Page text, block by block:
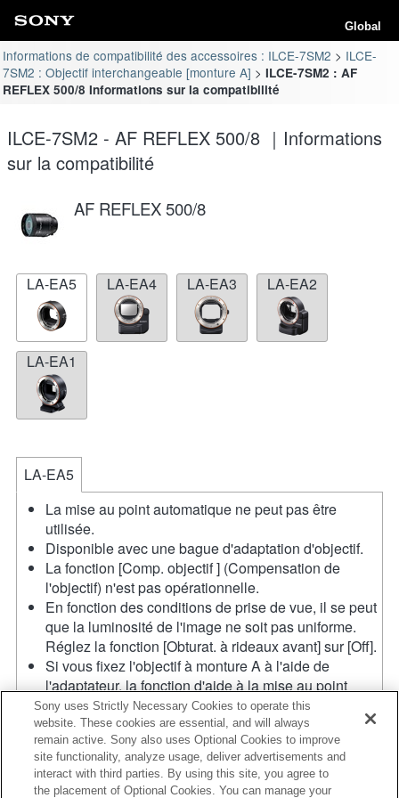
Global
Informations de compatibilité des accessoires : ILCE-7SM2
ILCE-
7SM2 : Objectif interchangeable [monture A]
ILCE-7SM2 : AF
REFLEX 500/8 Informations sur la compatibilité
ILCE-7SM2 - AF REFLEX 500/8 ｜Informations
sur la compatibilité
AF REFLEX 500/8
LA-EA5 LA-EA4 LA-EA3 LA-EA2
LA-EA1
LA-EA5
La mise au point automatique ne peut pas être
utilisée.
Disponible avec une bague d'adaptation d'objectif.
La fonction [Comp. objectif ] (Compensation de
l'objectif) n'est pas opérationnelle.
En fonction des conditions de prise de vue, il se peut
que la luminosité de l'image ne soit pas uniforme.
Réglez la fonction [Obturat. à rideaux avant] sur [Off].
Si vous fixez l'objectif à monture A à l'aide de
l'adaptateur, la fonction d'aide à la mise au point
manuelle ne fonctionne pas automatiquement
lorsque vous tournez la bague de mise au point.
Vous pouvez agrandir l'image en sélectionnant la
fonction [Loupe mise pt] ou [Aide MF] sur n'importe
quelle touche de "Réglag. touche perso".
Sony uses Strictly Necessary Cookies to operate this
website. These cookies are essential, and will always
remain active. Sony also uses Optional Cookies to improve
site functionality, analyze usage, deliver advertisements and
interact with third parties. By using this site, you agree to
the placement of Optional Cookies. You can manage your